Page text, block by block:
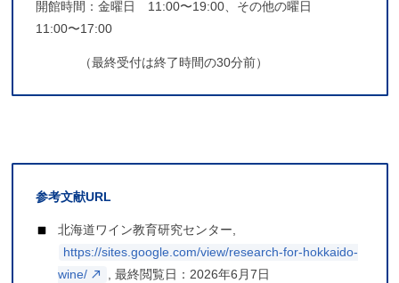
開館時間：金曜日 11:00〜19:00、その他の曜日
11:00〜17:00
（最終受付は終了時間の30分前）
参考文献URL
北海道ワイン教育研究センター,
https://sites.google.com/view/research-for-hokkaido-
wine/
, 最終閲覧日：2026年6月7日